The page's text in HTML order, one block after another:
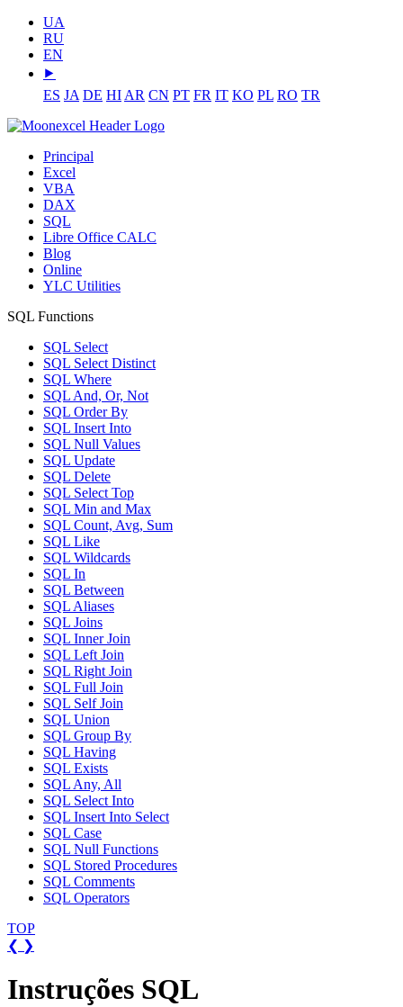
UA
RU
EN
⯈
ES JA DE HI AR CN PT FR IT KO PL RO TR
Principal
Excel
VBA
DAX
SQL
Libre Office CALC
Blog
Online
YLC Utilities
SQL Functions
SQL Select
SQL Select Distinct
SQL Where
SQL And, Or, Not
SQL Order By
SQL Insert Into
SQL Null Values
SQL Update
SQL Delete
SQL Select Top
SQL Min and Max
SQL Count, Avg, Sum
SQL Like
SQL Wildcards
SQL In
SQL Between
SQL Aliases
SQL Joins
SQL Inner Join
SQL Left Join
SQL Right Join
SQL Full Join
SQL Self Join
SQL Union
SQL Group By
SQL Having
SQL Exists
SQL Any, All
SQL Select Into
SQL Insert Into Select
SQL Case
SQL Null Functions
SQL Stored Procedures
SQL Comments
SQL Operators
TOP
❮ ❯
Instruções SQL